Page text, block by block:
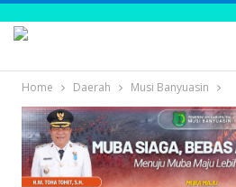
Home Daerah Musi Banyuasin